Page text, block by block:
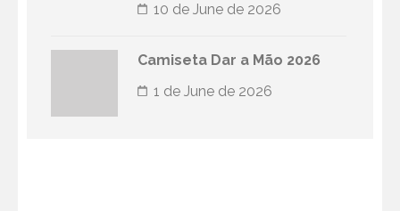
10 de June de 2026
Camiseta Dar a Mão 2026
1 de June de 2026